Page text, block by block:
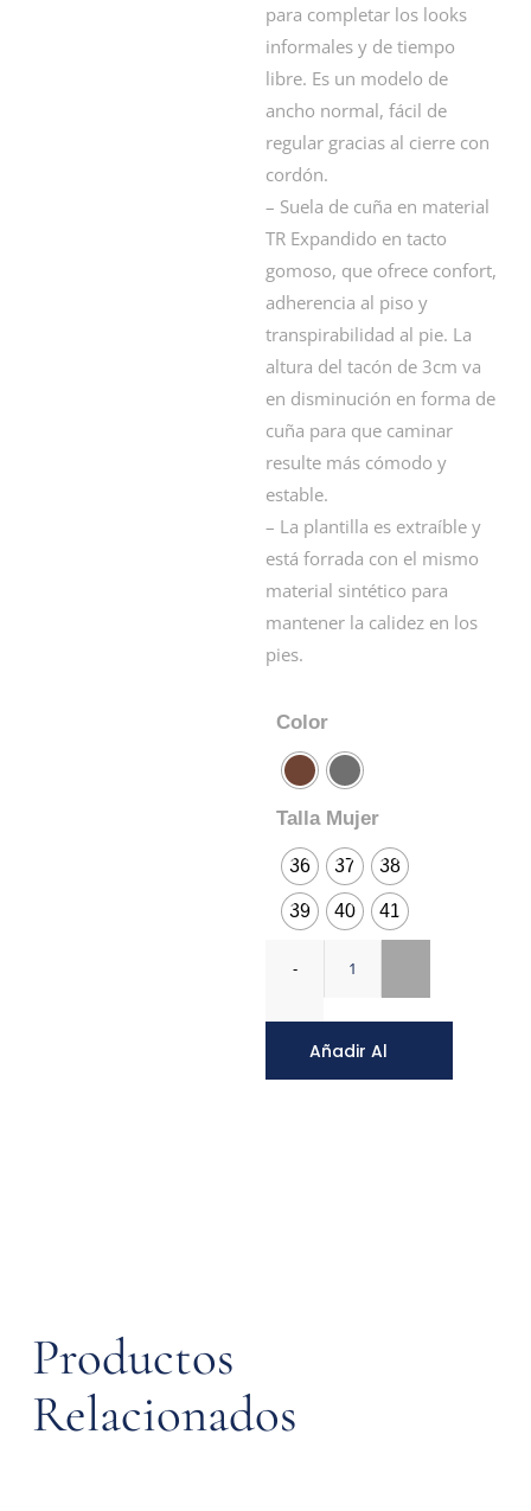
para completar los looks
informales y de tiempo
libre. Es un modelo de
ancho normal, fácil de
regular gracias al cierre con
cordón.
– Suela de cuña en material
TR Expandido en tacto
gomoso, que ofrece confort,
adherencia al piso y
transpirabilidad al pie. La
altura del tacón de 3cm va
en disminución en forma de
cuña para que caminar
resulte más cómodo y
estable.
– La plantilla es extraíble y
está forrada con el mismo
material sintético para
mantener la calidez en los
pies.
Color
Talla Mujer
36 37 38
39 40 41
Añadir Al
Productos
Relacionados